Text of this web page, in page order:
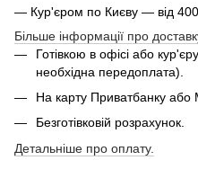
— Кур'єром по Києву — від 400
Більше інформації про
Готівкою в офісі або
необхідна передоплата).
На карту Приватбанку або
Безготівковій розрахунок.
Детальніше про оплату.